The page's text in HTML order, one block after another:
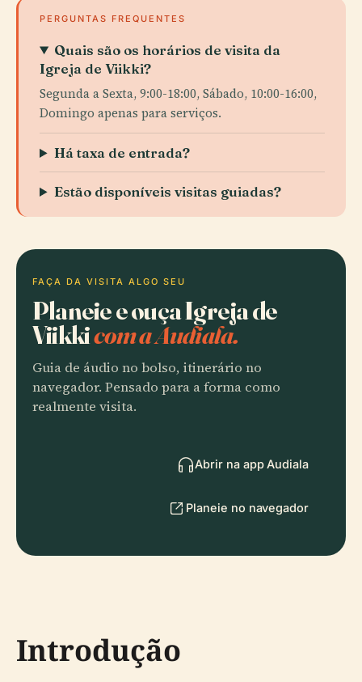
PERGUNTAS FREQUENTES
Quais são os horários de visita da
Igreja de Viikki?
Segunda a Sexta, 9:00-18:00, Sábado, 10:00-16:00,
Domingo apenas para serviços.
Há taxa de entrada?
Estão disponíveis visitas guiadas?
FAÇA DA VISITA ALGO SEU
Planeie e ouça Igreja de
Viikkicom a Audiala.
Guia de áudio no bolso, itinerário no
navegador. Pensado para a forma como
realmente visita.
Abrir na app Audiala
Planeie no navegador
Introdução